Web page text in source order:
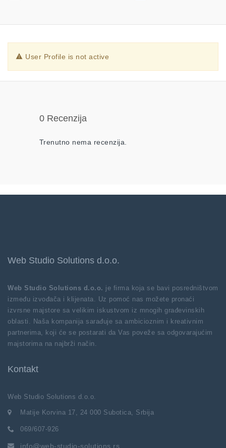
User Profile is not active
0 Recenzija
Trenutno nema recenzija.
Web Studio Solutions d.o.o.
Web Studio Solutions d.o.o. je firma koja se bavi posredništvom
između izvođača i klijenata. Uz pomoć nas možete pronaći
izvrsne majstore sa velikim iskustvom iz mnogih građevinskih
oblasti. Naša kompanija sarađuje sa ambicioznim i kreativnim
partnerima, koji će se postarati da Vas poveže sa odgovarajućim
majstorima na najbrži način.
Kontakt
Web Studio Solutions d.o.o.
Matije Korvina 17, 24 000 Subotica, Srbija
069/607-926
info@web-studio-solutions.rs